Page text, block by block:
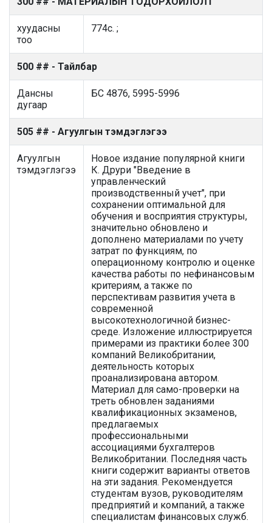
хуудасны
тоо
774с. ;
500 ## - Тайлбар
Дансны
дугаар
БС 4876, 5995-5996
505 ## - Агуулгын тэмдэглэгээ
Агуулгын
тэмдэглэгээ
Новое издание популярной книги
К. Друри "Введение в
управленческий
производственный учет", при
сохранении оптимальной для
обучения и восприятия структуры,
значительно обновлено и
дополнено материалами по учету
затрат по функциям, по
операционному контролю и оценке
качества работы по нефинансовым
критериям, а также по
перспективам развития учета в
современной
высокотехнологичной бизнес-
среде. Изложение иллюстрируется
примерами из практики более 300
компаний Великобритании,
деятельность которых
проанализирована автором.
Материал для само-проверки на
треть обновлен заданиями
квалификационных экзаменов,
предлагаемых
профессиональными
ассоциациями бухгалтеров
Великобритании. Последняя часть
книги содержит варианты ответов
на эти задания. Рекомендуется
студентам вузов, руководителям
предприятий и компаний, а также
специалистам финансовых служб.